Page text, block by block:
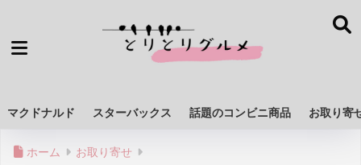
マクドナルド スターバックス 話題のコンビニ商品 お取り寄
ホーム お取り寄せ